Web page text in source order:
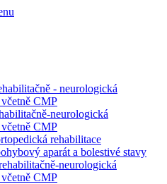
- neurologická
CMP
neurologická
CMP
rehabilitace
aparát a bolestivé stavy
neurologická
CMP